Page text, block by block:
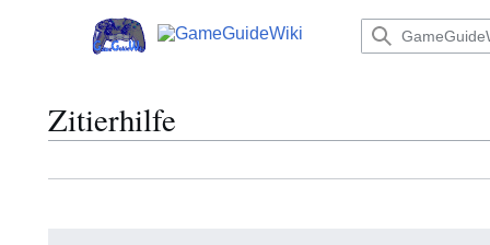
Hauptmenü
Zitierhilfe